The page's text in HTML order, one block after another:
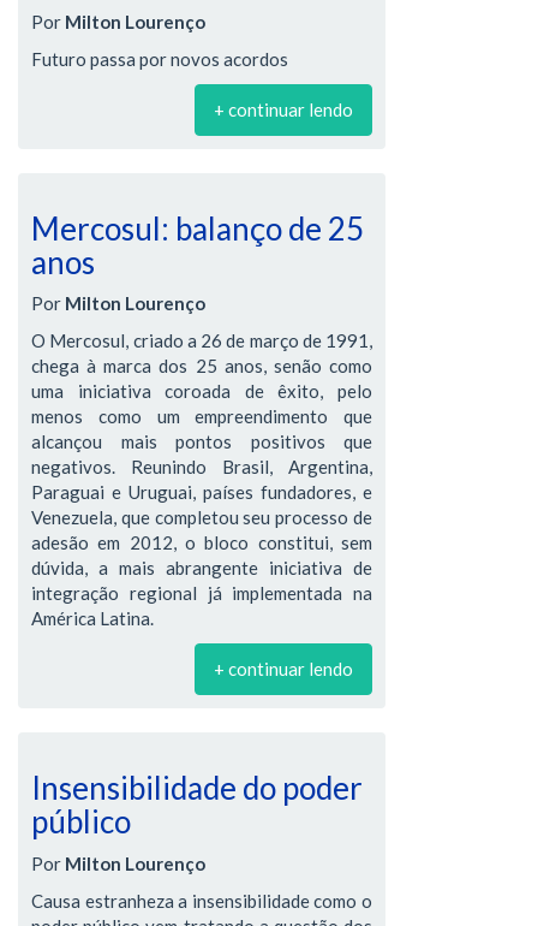
Por Milton Lourenço
Futuro passa por novos acordos
+ continuar lendo
Mercosul: balanço de 25
anos
Por Milton Lourenço
O Mercosul, criado a 26 de março de 1991,
chega à marca dos 25 anos, senão como
uma iniciativa coroada de êxito, pelo
menos como um empreendimento que
alcançou mais pontos positivos que
negativos. Reunindo Brasil, Argentina,
Paraguai e Uruguai, países fundadores, e
Venezuela, que completou seu processo de
adesão em 2012, o bloco constitui, sem
dúvida, a mais abrangente iniciativa de
integração regional já implementada na
América Latina.
+ continuar lendo
Insensibilidade do poder
público
Por Milton Lourenço
Causa estranheza a insensibilidade como o